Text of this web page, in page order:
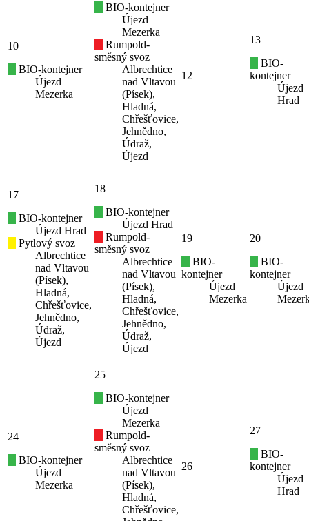
10
BIO-kontejner
Újezd
Mezerka
BIO-kontejner
Újezd
Mezerka
Rumpold-
směsný svoz
Albrechtice
nad Vltavou
(Písek),
Hladná,
Chřešťovice,
Jehnědno,
Údraž,
Újezd
12
13
BIO-
kontejner
Újezd
Hrad
17
BIO-kontejner
Újezd Hrad
Pytlový svoz
Albrechtice
nad Vltavou
(Písek),
Hladná,
Chřešťovice,
Jehnědno,
Údraž,
Újezd
18
BIO-kontejner
Újezd Hrad
Rumpold-
směsný svoz
Albrechtice
nad Vltavou
(Písek),
Hladná,
Chřešťovice,
Jehnědno,
Údraž,
Újezd
19
BIO-
kontejner
Újezd
Mezerka
20
BIO-
kontejner
Újezd
24
BIO-kontejner
Újezd
Mezerka
25
BIO-kontejner
Újezd
Mezerka
Rumpold-
směsný svoz
Albrechtice
nad Vltavou
(Písek),
Hladná,
Chřešťovice,
26
27
BIO-
kontejner
Újezd
Hrad